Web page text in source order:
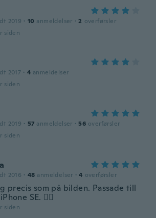
2019 · 10 anmeldelser · 2 overførsler
siden
2017 · 4 anmeldelser
siden
2019 · 57 anmeldelser · 56 overførsler
siden
2016 · 48 anmeldelser · 4 overførsler
precis som på bilden. Passade till
SE. 👍🏻
siden